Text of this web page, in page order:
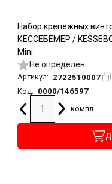
Набор крепежных
КЕССЕБЁМЕР /
Mini
Не определен
Артикул: 2722510007
Код:
0000/146597
компл